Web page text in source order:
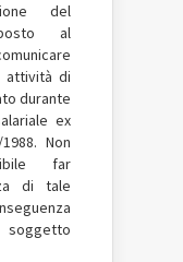
del
al
attività di
durante
ex
Non
far
di tale
soggetto